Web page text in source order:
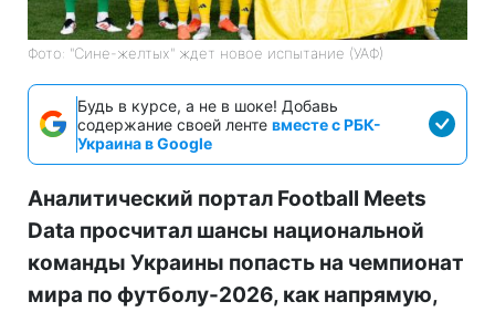
Фото: "Сине-желтых" ждет новое испытание (УАФ)
Будь в курсе, а не в шоке! Добавь
содержание своей ленте вместе с РБК-
Украина в Google
Аналитический портал Football Meets
Data просчитал шансы национальной
команды Украины попасть на чемпионат
мира по футболу-2026, как напрямую,